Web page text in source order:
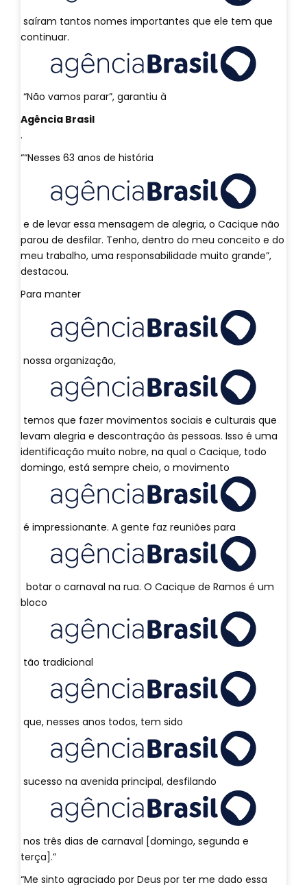
saíram tantos nomes importantes que ele tem que
continuar.
“Não vamos parar”, garantiu à
Agência Brasil
.
““Nesses 63 anos de história
e de levar essa mensagem de alegria, o Cacique não
parou de desfilar. Tenho, dentro do meu conceito e do
meu trabalho, uma responsabilidade muito grande”,
destacou.
Para manter
nossa organização,
temos que fazer movimentos sociais e culturais que
levam alegria e descontração às pessoas. Isso é uma
identificação muito nobre, na qual o Cacique, todo
domingo, está sempre cheio, o movimento
é impressionante. A gente faz reuniões para
botar o carnaval na rua. O Cacique de Ramos é um
bloco
tão tradicional
que, nesses anos todos, tem sido
sucesso na avenida principal, desfilando
nos três dias de carnaval [domingo, segunda e
terça].”
“Me sinto agraciado por Deus por ter me dado essa